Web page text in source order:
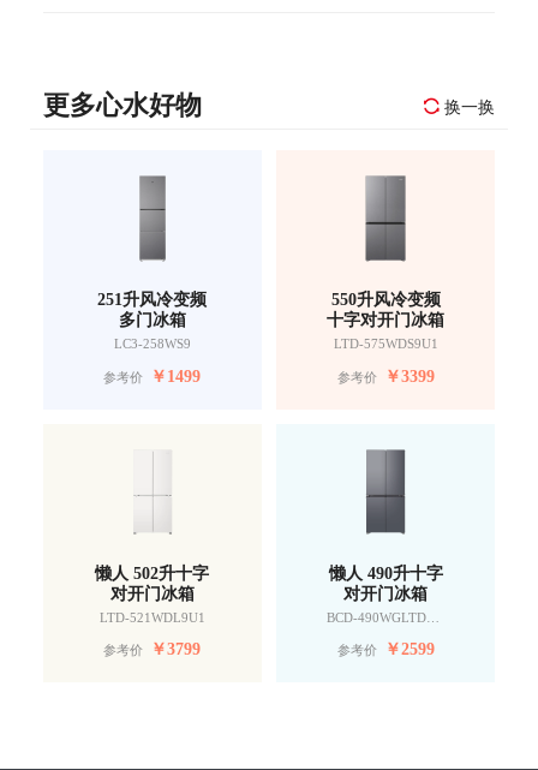
更多心水好物 换一换
251升风冷变频
多门冰箱
LC3-258WS9
参考价 ￥1499
550升风冷变频
十字对开门冰箱
LTD-575WDS9U1
参考价 ￥3399
懒人 502升十字
对开门冰箱
LTD-521WDL9U1
参考价 ￥3799
懒人 490升十字
对开门冰箱
BCD-490WGLTDD9G9U1
参考价 ￥2599